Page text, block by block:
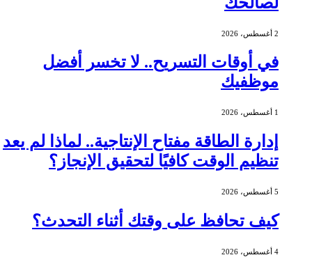
2 أغسطس، 2026
في أوقات التسريح.. لا تخسر أفضل
موظفيك
1 أغسطس، 2026
إدارة الطاقة مفتاح الإنتاجية.. لماذا لم يعد
تنظيم الوقت كافيًا لتحقيق الإنجاز؟
5 أغسطس، 2026
كيف تحافظ على وقتك أثناء التحدث؟
4 أغسطس، 2026